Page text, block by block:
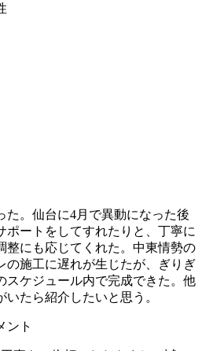
た。仙台に4月で異動になった後
ポートをしてすれたりと、丁寧に
整にも応じてくれた。中東情勢の
の施工に遅れが生じたが、ぎりぎ
スケジュール内で完成できた。他
たら紹介したいと思う。
ント